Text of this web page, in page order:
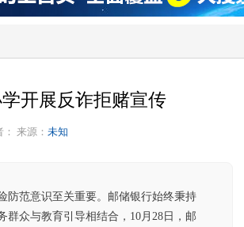
开展反诈拒赌宣传
来源： 未知
防范意识至关重要。邮储银行始终秉持
群众与教育引导相结合，10月28日，邮